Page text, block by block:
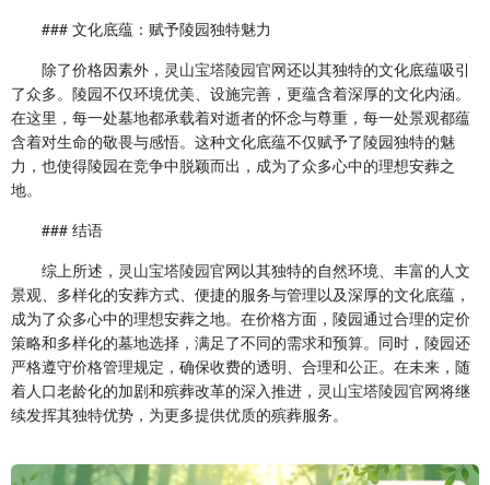
### 文化底蕴：赋予陵园独特魅力
除了价格因素外， 灵山宝塔陵园官网还以其独特的文化底蕴吸引
了众多。陵园不仅环境优美、设施完善，更蕴含着深厚的文化内涵。
在这里，每一处墓地都承载着对逝者的怀念与尊重，每一处景观都蕴
含着对生命的敬畏与感悟。这种文化底蕴不仅赋予了陵园独特的魅
力，也使得陵园在竞争中脱颖而出，成为了众多心中的理想安葬之
地。
### 结语
综上所述， 灵山宝塔陵园官网以其独特的自然环境、丰富的人文
景观、多样化的安葬方式、便捷的服务与管理以及深厚的文化底蕴，
成为了众多心中的理想安葬之地。在价格方面，陵园通过合理的定价
策略和多样化的墓地选择，满足了不同的需求和预算。同时，陵园还
严格遵守价格管理规定，确保收费的透明、合理和公正。在未来，随
着人口老龄化的加剧和殡葬改革的深入推进， 灵山宝塔陵园官网将继
续发挥其独特优势，为更多提供优质的殡葬服务。